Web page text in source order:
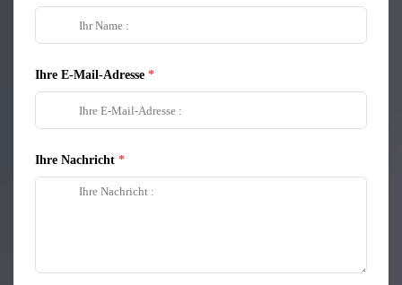
Ihre E-Mail-Adresse
Ihre Nachricht